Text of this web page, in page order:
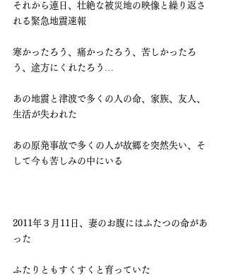
それから連日、壮絶な被災地の映像と繰り返さ
れる緊急地震速報
寒かったろう、痛かったろう、苦しかったろ
う、途方にくれたろう…
あの地震と津波で多くの人の命、家族、友人、
生活が失われた
あの原発事故で多くの人が故郷を突然失い、そ
して今も苦しみの中にいる
2011年３月11日、妻のお腹にはふたつの命があ
った
ふたりともすくすくと育っていた